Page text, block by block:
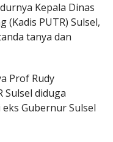
Kepala Dinas
(Kadis PUTR) Sulsel,
tanya dan
Prof Rudy
Sulsel diduga
Gubernur Sulsel